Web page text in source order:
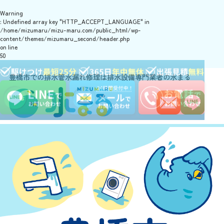
Warning
: Undefined array key "HTTP_ACCEPT_LANGUAGE" in
/home/mizumaru/mizu-maru.com/public_html/wp-
content/themes/mizumaru_second/header.php
on line
50
豊橋市での排水管水漏れ修理は排水設備専門業者の水まる